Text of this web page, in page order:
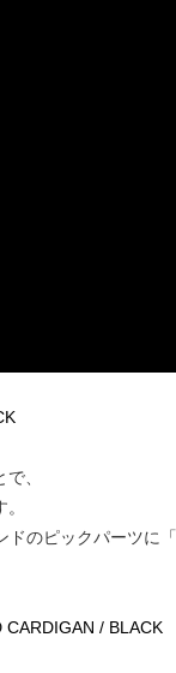
、
のピックパーツに
CARDIGAN / BLACK